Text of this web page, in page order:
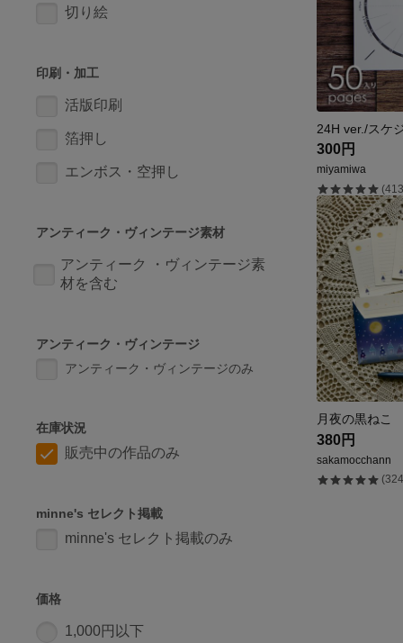
切り絵
印刷・加工
活版印刷
箔押し
エンボス・空押し
アンティーク・ヴィンテージ素材
アンティーク ・ヴィンテージ素
材を含む
アンティーク・ヴィンテージ
アンティーク・ヴィンテージのみ
在庫状況
販売中の作品のみ
minne's セレクト掲載
minne's セレクト掲載のみ
価格
1,000円以下
24H ver./スケ
300円
miyamiwa
月夜の黒ねこ
380円
sakamocchann